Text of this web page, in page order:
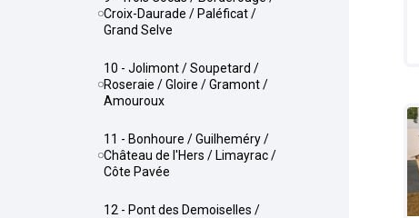
Croix-Daurade / Paléficat /
Grand Selve
10 - Jolimont / Soupetard /
Roseraie / Gloire / Gramont /
Amouroux
11 - Bonhoure / Guilheméry /
Château de l'Hers / Limayrac /
Côte Pavée
12 - Pont des Demoiselles /